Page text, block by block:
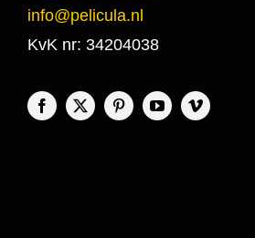
info@pelicula.nl
KvK nr: 34204038